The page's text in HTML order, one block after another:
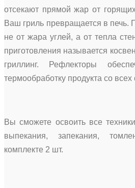
отсекают прямой жар от
Ваш гриль превращается в печь.
не от жара углей, а от тепла
приготовления называется
гриллинг. Рефлекторы
термообработку продукта со всех
Вы сможете освоить все
выпекания, запекания,
комплекте 2 шт.